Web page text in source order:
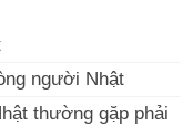
người Nhật
thường gặp phải